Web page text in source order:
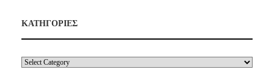
ΚΑΤΗΓΟΡΙΕΣ